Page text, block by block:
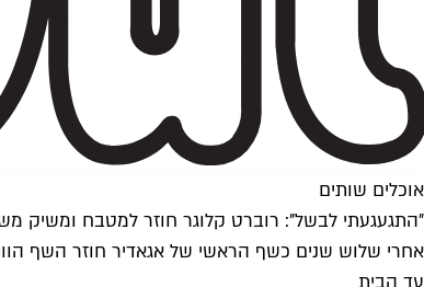
אוכלים שותים
״התגעגעתי לבשל״: רוברט קלוגר חוזר למטבח ומשיק
אחרי שלוש שנים כשף הראשי של אגאדיר חוזר השף